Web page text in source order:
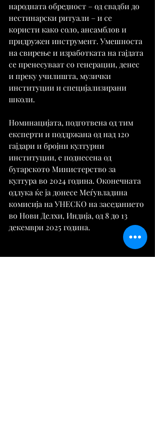
народната обредност – од свадби до
нестинарски ритуали – и се
користи како соло, ансамблов и
придружен инструмент. Умешноста
на свирење и изработката на гајдата
се пренесуваат со генерации, денес
и преку училишта, музички
институции и специјализирани
школи.
Номинацијата, подготвена од тим
експерти и поддржана од над 120
гајдари и бројни културни
институции, е поднесена од
бугарското Министерство за
култура во 2024 година. Оконечната
одлука ќе ја донесе Меѓувладина
комисија на УНЕСКО на заседанието
во Нови Делхи, Индија, од 8 до 13
декември 2025 година.